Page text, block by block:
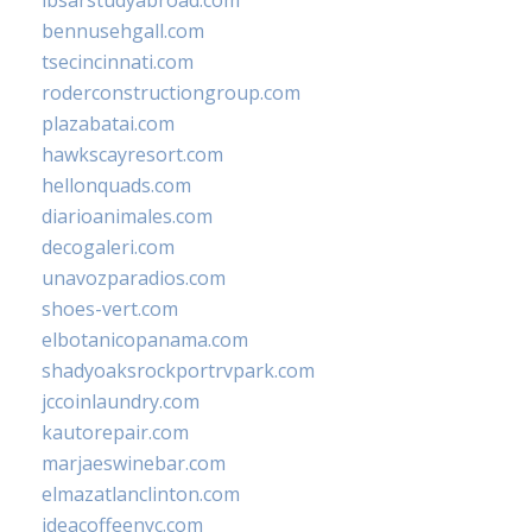
bennusehgall.com
tsecincinnati.com
roderconstructiongroup.com
plazabatai.com
hawkscayresort.com
hellonquads.com
diarioanimales.com
decogaleri.com
unavozparadios.com
shoes-vert.com
elbotanicopanama.com
shadyoaksrockportrvpark.com
jccoinlaundry.com
kautorepair.com
marjaeswinebar.com
elmazatlanclinton.com
ideacoffeenyc.com